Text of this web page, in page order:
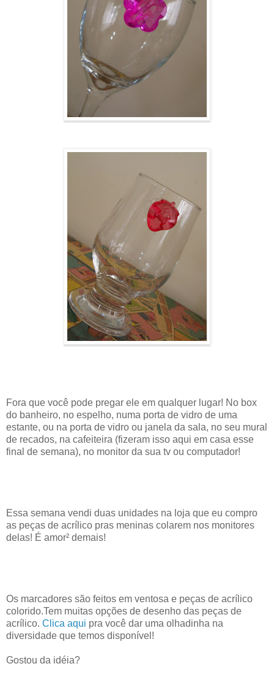
Fora que você pode pregar ele em qualquer lugar! No box
do banheiro, no espelho, numa porta de vidro de uma
estante, ou na porta de vidro ou janela da sala, no seu mural
de recados, na cafeiteira (fizeram isso aqui em casa esse
final de semana), no monitor da sua tv ou computador!
Essa semana vendi duas unidades na loja que eu compro
as peças de acrílico pras meninas colarem nos monitores
delas! É amor² demais!
Os marcadores são feitos em ventosa e peças de acrílico
colorido.Tem muitas opções de desenho das peças de
acrílico. Clica aqui pra você dar uma olhadinha na
diversidade que temos disponível!
Gostou da idéia?